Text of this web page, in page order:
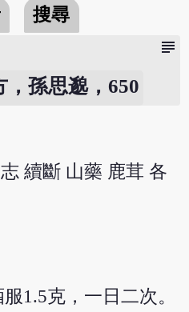
搜尋
subject
，孫思邈，650
續斷 山藥 鹿茸 各
1.5克，一日二次。